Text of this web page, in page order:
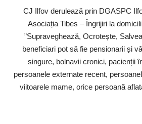
CJ Ilfov derulează prin DGASPC
Asociația Tibes – Îngrijiri la
”Supraveghează, Ocrotește,
beneficiari pot să fie pensionarii și
singure, bolnavii cronici, pacienții
persoanele externate recent,
viitoarele mame, orice persoană